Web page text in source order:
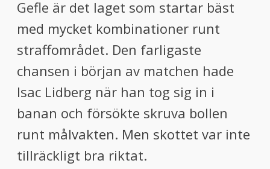
Gefle är det laget som startar bäst
med mycket kombinationer runt
straffområdet. Den farligaste
chansen i början av matchen hade
Isac Lidberg när han tog sig in i
banan och försökte skruva bollen
runt målvakten. Men skottet var inte
tillräckligt bra riktat.